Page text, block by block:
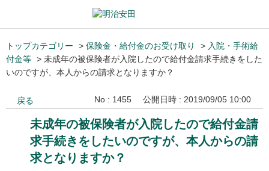
トップカテゴリー > 保険金・給付金のお受け取り > 入院・手術給
付金等 > 未成年の被保険者が入院したので給付金請求手続きをした
いのですが、本人からの請求となりますか？
戻る No : 1455 公開日時 : 2019/09/05 10:00
未成年の被保険者が入院したので給付金請
求手続きをしたいのですが、本人からの請
求となりますか？